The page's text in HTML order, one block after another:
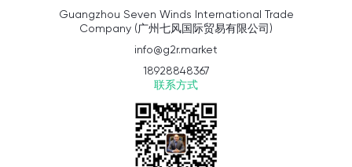
Guangzhou Seven Winds International Trade
Company (广州七风国际贸易有限公司)
info@g2r.market
18928848367
联系方式